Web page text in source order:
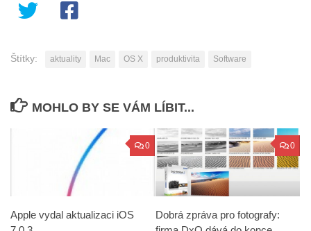
Štítky: aktuality Mac OS X produktivita Software
MOHLO BY SE VÁM LÍBIT...
0
Apple vydal aktualizaci iOS
0
Dobrá zpráva pro fotografy: